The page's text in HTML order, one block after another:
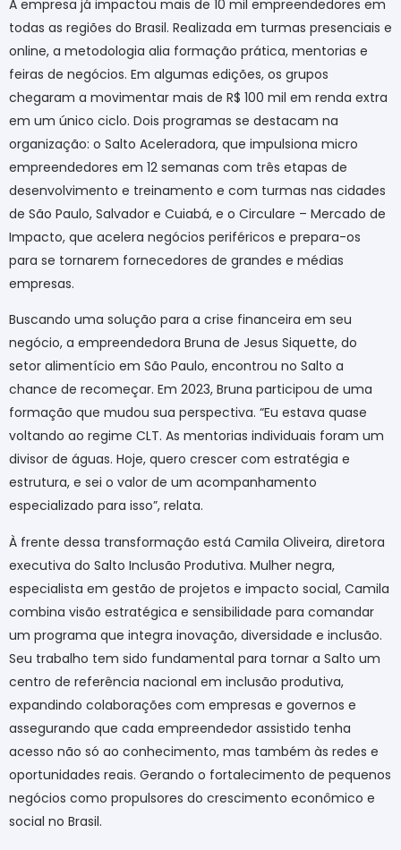
A empresa já impactou mais de 10 mil empreendedores em
todas as regiões do Brasil. Realizada em turmas presenciais e
online, a metodologia alia formação prática, mentorias e
feiras de negócios. Em algumas edições, os grupos
chegaram a movimentar mais de R$ 100 mil em renda extra
em um único ciclo. Dois programas se destacam na
organização: o Salto Aceleradora, que impulsiona micro
empreendedores em 12 semanas com três etapas de
desenvolvimento e treinamento e com turmas nas cidades
de São Paulo, Salvador e Cuiabá, e o Circulare – Mercado de
Impacto, que acelera negócios periféricos e prepara-os
para se tornarem fornecedores de grandes e médias
empresas.
Buscando uma solução para a crise financeira em seu
negócio, a empreendedora Bruna de Jesus Siquette, do
setor alimentício em São Paulo, encontrou no Salto a
chance de recomeçar. Em 2023, Bruna participou de uma
formação que mudou sua perspectiva. “Eu estava quase
voltando ao regime CLT. As mentorias individuais foram um
divisor de águas. Hoje, quero crescer com estratégia e
estrutura, e sei o valor de um acompanhamento
especializado para isso”, relata.
À frente dessa transformação está Camila Oliveira, diretora
executiva do Salto Inclusão Produtiva. Mulher negra,
especialista em gestão de projetos e impacto social, Camila
combina visão estratégica e sensibilidade para comandar
um programa que integra inovação, diversidade e inclusão.
Seu trabalho tem sido fundamental para tornar a Salto um
centro de referência nacional em inclusão produtiva,
expandindo colaborações com empresas e governos e
assegurando que cada empreendedor assistido tenha
acesso não só ao conhecimento, mas também às redes e
oportunidades reais. Gerando o fortalecimento de pequenos
negócios como propulsores do crescimento econômico e
social no Brasil.